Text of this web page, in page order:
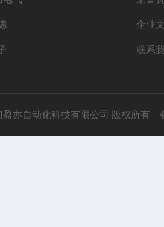
企业
联系
盈亦自动化科技有限公司 版权所有